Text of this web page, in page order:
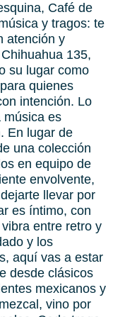
Café de
y tragos: te
atención y
135,
su lugar como
quienes
intención. Lo
música es
En lugar de
una colección
en equipo de
envolvente,
llevar por
es íntimo, con
entre retro y
y los
aquí vas a estar
desde clásicos
mexicanos y
vino por